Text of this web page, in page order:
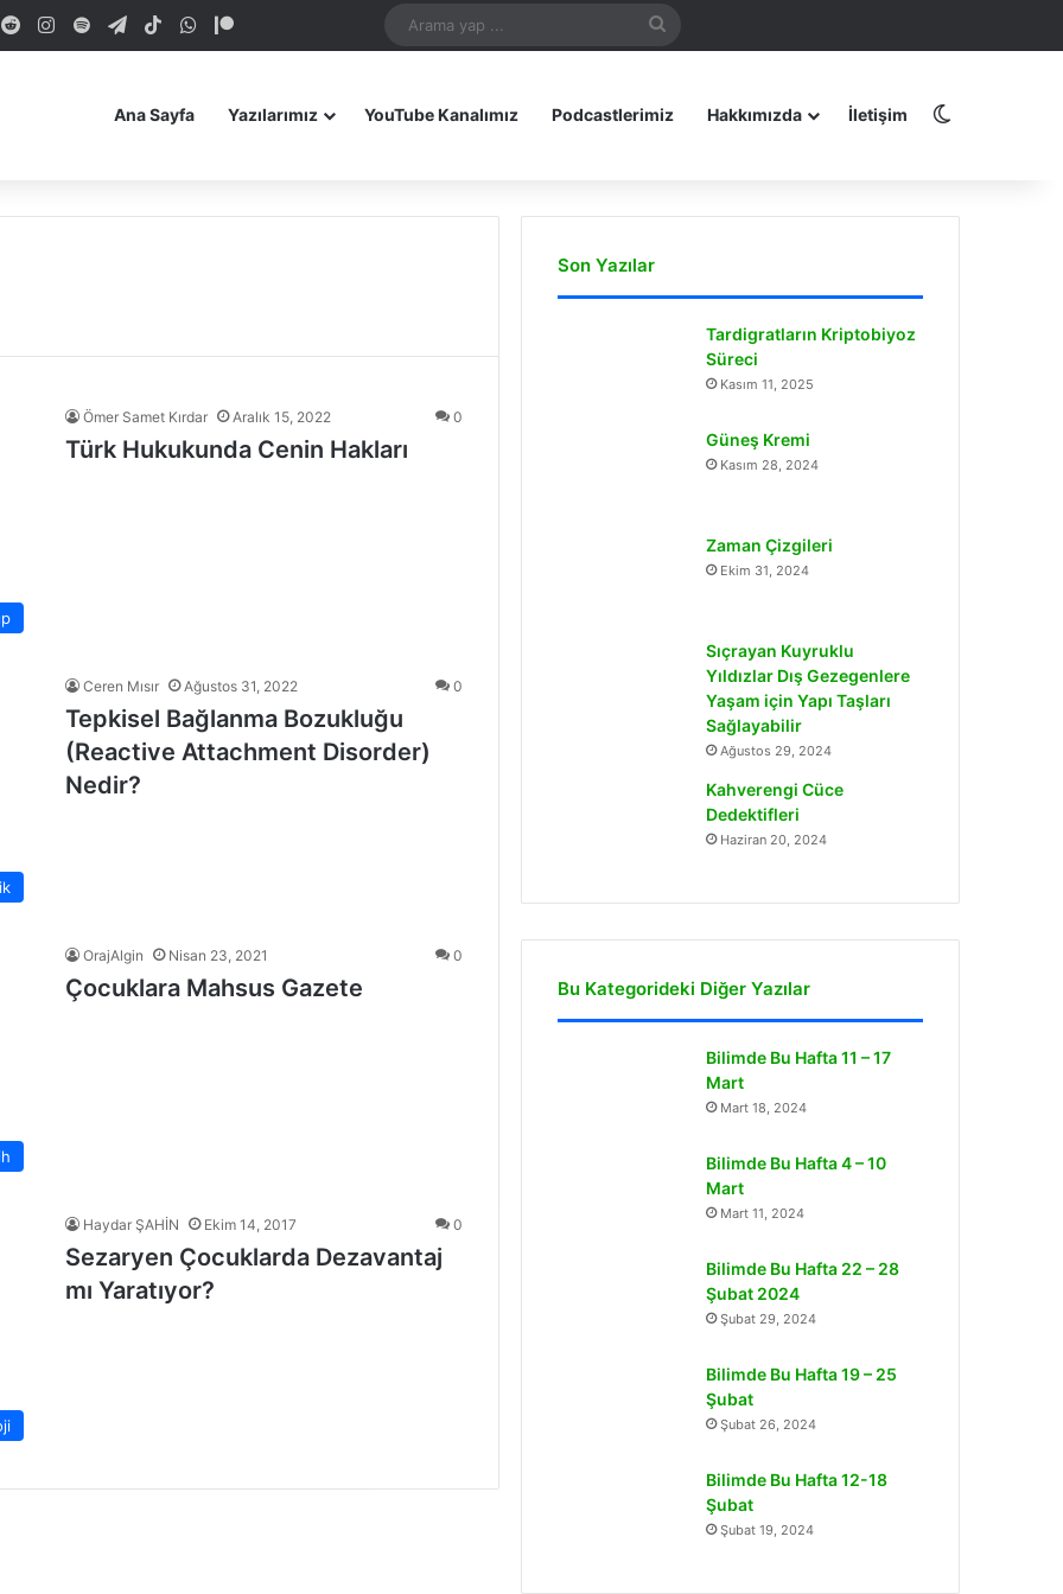
RedditInstagram
SpotifyTelegramTikTokWhatsApp
MastodoniOS Uygulamamız
Android Uygulamamız
...
Ana Sayfa Yazılarımız YouTube Kanalımız Podcastlerimiz Hakkımızda İletişim
Ömer Samet Kırdar Aralık 15, 2022 0
Türk Hukukunda Cenin Hakları
Ceren Mısır Ağustos 31, 2022 0
Tepkisel Bağlanma Bozukluğu
(Reactive Attachment Disorder)
Nedir?
OrajAlgin Nisan 23, 2021 0
Çocuklara Mahsus Gazete
Haydar ŞAHİN Ekim 14, 2017 0
Sezaryen Çocuklarda Dezavantaj
mı Yaratıyor?
Son Yazılar
Tardigratların Kriptobiyoz
Süreci
Kasım 11, 2025
Güneş Kremi
Kasım 28, 2024
Zaman Çizgileri
Ekim 31, 2024
Sıçrayan Kuyruklu
Yıldızlar Dış Gezegenlere
Yaşam için Yapı Taşları
Sağlayabilir
Ağustos 29, 2024
Kahverengi Cüce
Dedektifleri
Haziran 20, 2024
Bu Kategorideki Diğer Yazılar
Bilimde Bu Hafta 11 – 17
Mart
Mart 18, 2024
Bilimde Bu Hafta 4 – 10
Mart
Mart 11, 2024
Bilimde Bu Hafta 22 – 28
Şubat 2024
Şubat 29, 2024
Bilimde Bu Hafta 19 – 25
Şubat
Şubat 26, 2024
Bilimde Bu Hafta 12-18
Şubat
Şubat 19, 2024